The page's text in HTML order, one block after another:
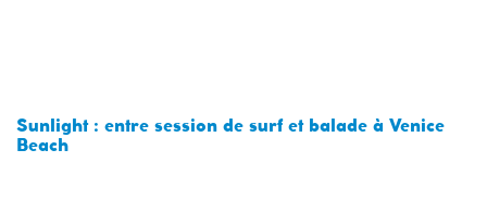
Sunlight : entre session de surf et balade à Venice
Beach